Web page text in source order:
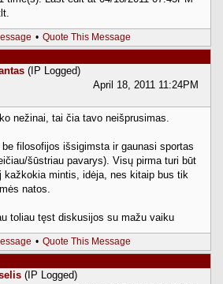
• Quote This Message
(IP Logged)
April 18, 2011 11:24PM
nežinai, tai čia tavo neišprusimas.
be filosofijos išsigimsta ir gaunasi sportas
šūstriau pavarys). Visų pirma turi būt
kažkokia mintis, idėja, nes kitaip bus tik
natos.
toliau tęst diskusijos su mažu vaiku
• Quote This Message
(IP Logged)